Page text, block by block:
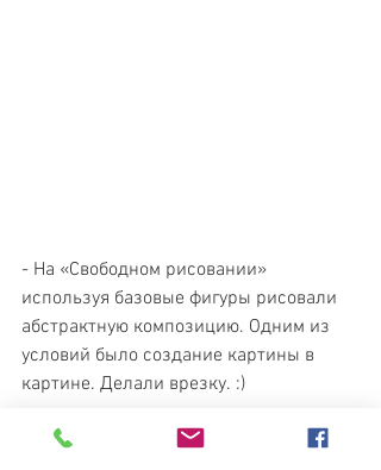
- На «Свободном рисовании»
используя базовые фигуры рисовали
абстрактную композицию. Одним из
условий было создание картины в
картине. Делали врезку. :)